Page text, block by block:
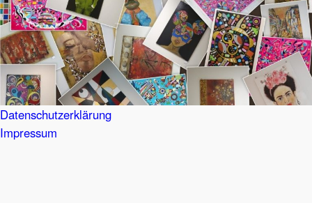
Datenschutzerklärung
Impressum